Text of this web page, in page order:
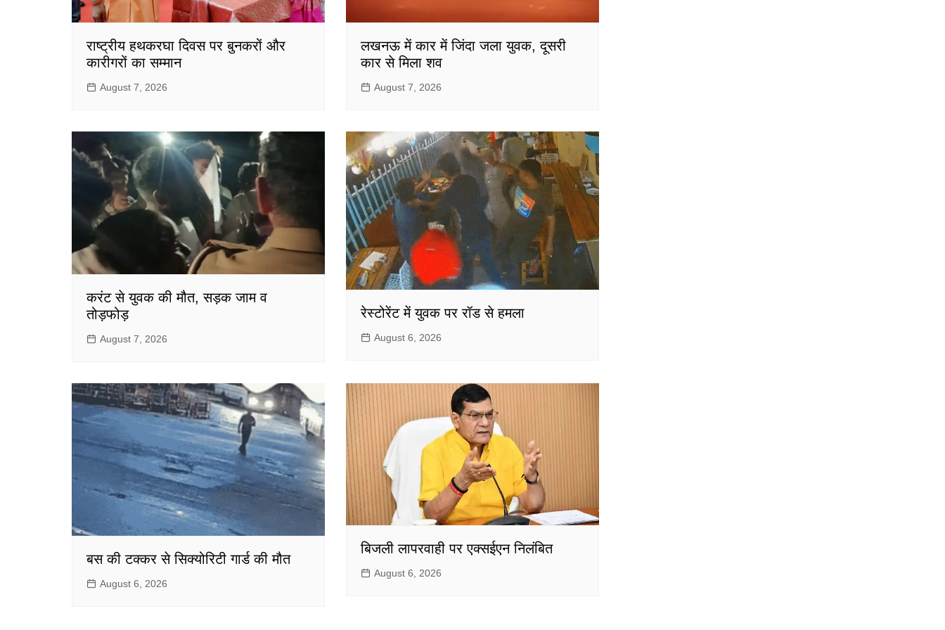
राष्ट्रीय हथकरघा दिवस पर बुनकरों और
कारीगरों का सम्मान
August 7, 2026
लखनऊ में कार में जिंदा जला युवक, दूसरी
कार से मिला शव
August 7, 2026
करंट से युवक की मौत, सड़क जाम व
तोड़फोड़
August 7, 2026
रेस्टोरेंट में युवक पर रॉड से हमला
August 6, 2026
बस की टक्कर से सिक्योरिटी गार्ड की मौत
August 6, 2026
बिजली लापरवाही पर एक्सईएन निलंबित
August 6, 2026